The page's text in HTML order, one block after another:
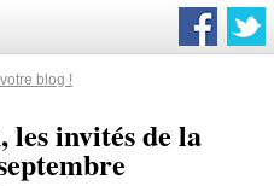
blog !
les invités de la